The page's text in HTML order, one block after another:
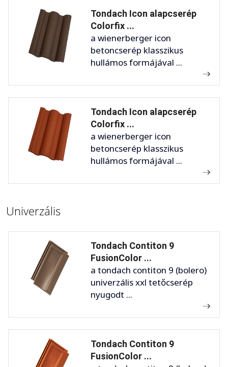
Tondach Icon alapcserép
Colorfix ...
a wienerberger icon
betoncserép klasszikus
hullámos formájával ...
Tondach Icon alapcserép
Colorfix ...
a wienerberger icon
betoncserép klasszikus
hullámos formájával ...
Univerzális
Tondach Contiton 9
FusionColor ...
a tondach contiton 9 (bolero)
univerzális xxl tetőcserép
nyugodt ...
Tondach Contiton 9
FusionColor ...